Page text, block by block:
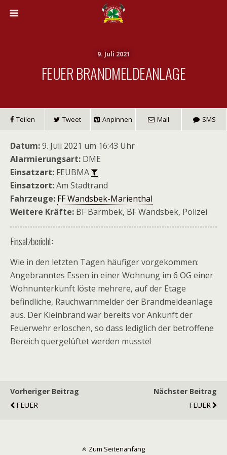
9. Juli 2021
FEUER BRANDMELDEANLAGE
Teilen Tweet Anpinnen Mail SMS
Datum:9. Juli 2021 um 16:43 Uhr
Alarmierungsart: DME
Einsatzart: FEUBMA
Einsatzort:Am Stadtrand
Fahrzeuge: FF Wandsbek-Marienthal
Weitere Kräfte: BF Barmbek, BF Wandsbek, Polizei
Einsatzbericht:
Wie in den letzten Tagen häufiger vorgekommen:
Angebranntes Essen in einer Wohnung im 6 OG einer
Wohnunterkunft löste mehrere, auf der Etage
befindliche, Rauchwarnmelder der Brandmeldeanlage
aus. Der Kleinbrand war bereits vor Ankunft der
Feuerwehr erloschen, so dass lediglich der betroffene
Bereich quergelüftet werden musste!
Vorheriger Beitrag
FEUER
Nächster Beitrag
FEUER
Zum Seitenanfang